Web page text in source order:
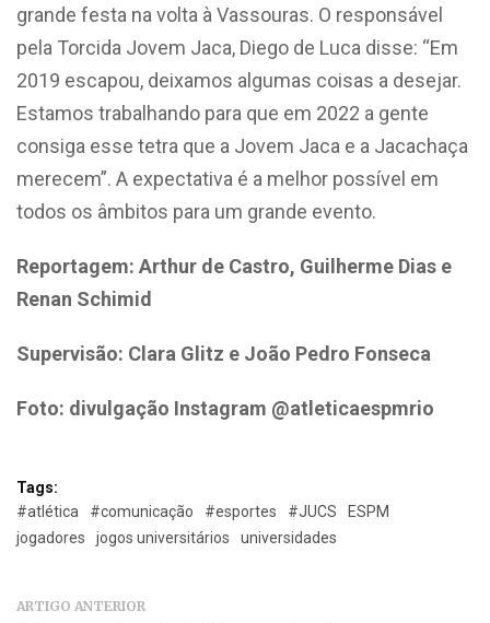
grande festa na volta à Vassouras. O responsável
pela Torcida Jovem Jaca, Diego de Luca disse: “Em
2019 escapou, deixamos algumas coisas a desejar.
Estamos trabalhando para que em 2022 a gente
consiga esse tetra que a Jovem Jaca e a Jacachaça
merecem”. A expectativa é a melhor possível em
todos os âmbitos para um grande evento.
Reportagem: Arthur de Castro, Guilherme Dias e
Renan Schimid
Supervisão: Clara Glitz e João Pedro Fonseca
Foto: divulgação Instagram @atleticaespmrio
Tags:
#atlética
#comunicação #esportes #JUCS
ESPM
jogadores
jogos universitários universidades
ARTIGO ANTERIOR